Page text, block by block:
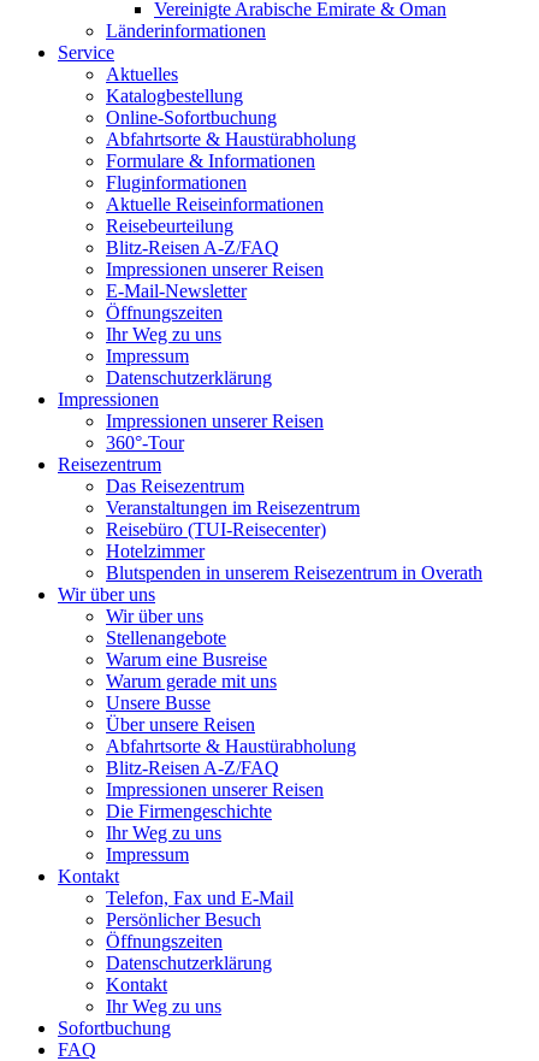
Vereinigte Arabische Emirate & Oman
Länderinformationen
Service
Aktuelles
Katalogbestellung
Online-Sofortbuchung
Abfahrtsorte & Haustürabholung
Formulare & Informationen
Fluginformationen
Aktuelle Reiseinformationen
Reisebeurteilung
Blitz-Reisen A-Z/FAQ
Impressionen unserer Reisen
E-Mail-Newsletter
Öffnungszeiten
Ihr Weg zu uns
Impressum
Datenschutzerklärung
Impressionen
Impressionen unserer Reisen
360°-Tour
Reisezentrum
Das Reisezentrum
Veranstaltungen im Reisezentrum
Reisebüro (TUI-Reisecenter)
Hotelzimmer
Blutspenden in unserem Reisezentrum in Overath
Wir über uns
Wir über uns
Stellenangebote
Warum eine Busreise
Warum gerade mit uns
Unsere Busse
Über unsere Reisen
Abfahrtsorte & Haustürabholung
Blitz-Reisen A-Z/FAQ
Impressionen unserer Reisen
Die Firmengeschichte
Ihr Weg zu uns
Impressum
Kontakt
Telefon, Fax und E-Mail
Persönlicher Besuch
Öffnungszeiten
Datenschutzerklärung
Kontakt
Ihr Weg zu uns
Sofortbuchung
FAQ